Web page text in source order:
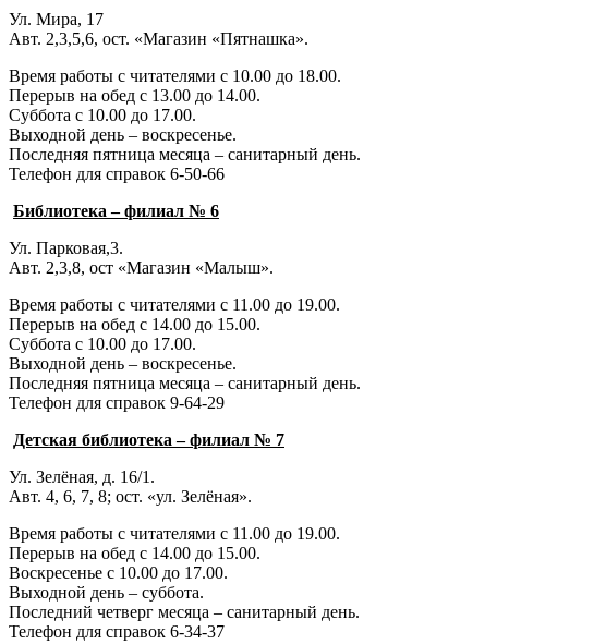
Ул. Мира, 17
Авт. 2,3,5,6, ост. «Магазин «Пятнашка».
Время работы с читателями с 10.00 до 18.00.
Перерыв на обед с 13.00 до 14.00.
Суббота с 10.00 до 17.00.
Выходной день – воскресенье.
Последняя пятница месяца – санитарный день.
Телефон для справок 6-50-66
Библиотека – филиал № 6
Ул. Парковая,3.
Авт. 2,3,8, ост «Магазин «Малыш».
Время работы с читателями с 11.00 до 19.00.
Перерыв на обед с 14.00 до 15.00.
Суббота с 10.00 до 17.00.
Выходной день – воскресенье.
Последняя пятница месяца – санитарный день.
Телефон для справок 9-64-29
Детская библиотека – филиал № 7
Ул. Зелёная, д. 16/1.
Авт. 4, 6, 7, 8; ост. «ул. Зелёная».
Время работы с читателями с 11.00 до 19.00.
Перерыв на обед с 14.00 до 15.00.
Воскресенье с 10.00 до 17.00.
Выходной день – суббота.
Последний четверг месяца – санитарный день.
Телефон для справок 6-34-37